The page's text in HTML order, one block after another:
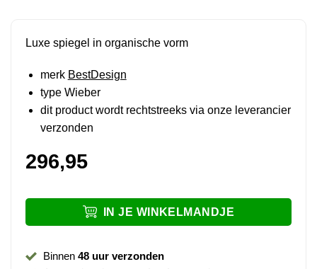
Luxe spiegel in organische vorm
merk BestDesign
type Wieber
dit product wordt rechtstreeks via onze leverancier
verzonden
296,95
IN JE WINKELMANDJE
Binnen 48 uur verzonden